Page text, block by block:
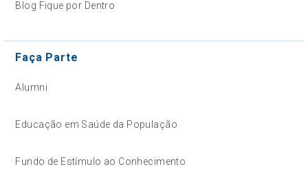
Blog Fique por Dentro
Faça Parte
Alumni
Educação em Saúde da População
Fundo de Estímulo ao Conhecimento